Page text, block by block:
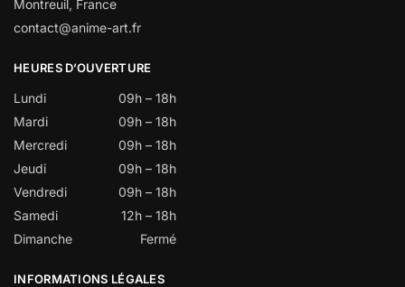
Montreuil, France
contact@anime-art.fr
HEURES D’OUVERTURE
Lundi
09h – 18h
Mardi
09h – 18h
Mercredi
09h – 18h
Jeudi
09h – 18h
Vendredi
09h – 18h
Samedi
12h – 18h
Dimanche
Fermé
INFORMATIONS LÉGALES